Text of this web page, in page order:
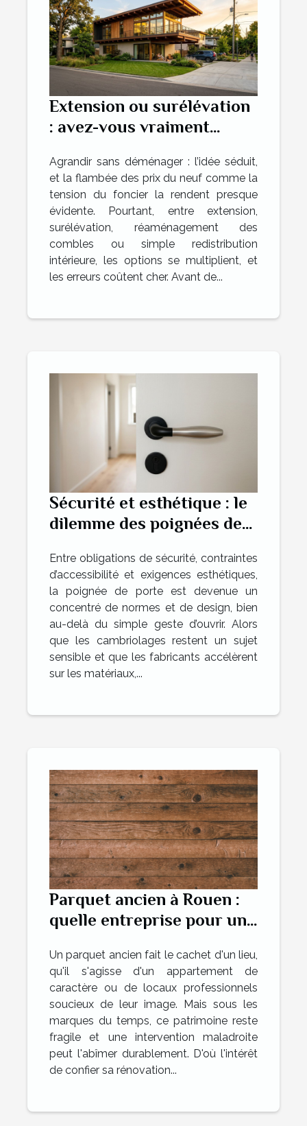
Extension ou surélévation
: avez-vous vraiment
solutions ?
Agrandir sans déménager : l’idée séduit,
et la flambée des prix du neuf comme la
tension du foncier la rendent presque
évidente. Pourtant, entre extension,
surélévation, réaménagement des
combles ou simple redistribution
intérieure, les options se multiplient, et
les erreurs coûtent cher. Avant de...
Sécurité et esthétique : le
dilemme des poignées de
Entre obligations de sécurité, contraintes
d’accessibilité et exigences esthétiques,
la poignée de porte est devenue un
concentré de normes et de design, bien
au-delà du simple geste d’ouvrir. Alors
que les cambriolages restent un sujet
sensible et que les fabricants accélèrent
sur les matériaux,...
Parquet ancien à Rouen :
quelle entreprise pour une
Un parquet ancien fait le cachet d'un lieu,
qu'il s'agisse d'un appartement de
caractère ou de locaux professionnels
soucieux de leur image. Mais sous les
marques du temps, ce patrimoine reste
fragile et une intervention maladroite
peut l'abîmer durablement. D'où l'intérêt
de confier sa rénovation...